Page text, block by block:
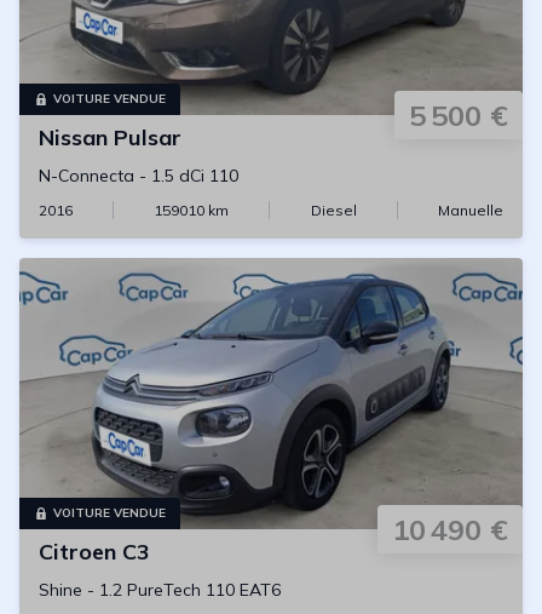
VOITURE VENDUE 5 500 €
Nissan Pulsar
N-Connecta - 1.5 dCi 110
2016 159010 km Diesel Manuelle
VOITURE VENDUE 10 490 €
Citroen C3
Shine - 1.2 PureTech 110 EAT6